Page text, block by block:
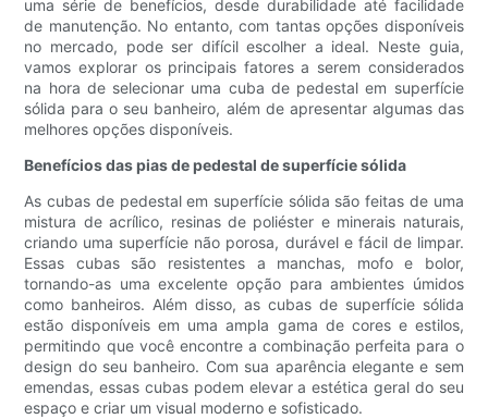
uma série de benefícios, desde durabilidade até facilidade
de manutenção. No entanto, com tantas opções disponíveis
no mercado, pode ser difícil escolher a ideal. Neste guia,
vamos explorar os principais fatores a serem considerados
na hora de selecionar uma cuba de pedestal em superfície
sólida para o seu banheiro, além de apresentar algumas das
melhores opções disponíveis.
Benefícios das pias de pedestal de superfície sólida
As cubas de pedestal em superfície sólida são feitas de uma
mistura de acrílico, resinas de poliéster e minerais naturais,
criando uma superfície não porosa, durável e fácil de limpar.
Essas cubas são resistentes a manchas, mofo e bolor,
tornando-as uma excelente opção para ambientes úmidos
como banheiros. Além disso, as cubas de superfície sólida
estão disponíveis em uma ampla gama de cores e estilos,
permitindo que você encontre a combinação perfeita para o
design do seu banheiro. Com sua aparência elegante e sem
emendas, essas cubas podem elevar a estética geral do seu
espaço e criar um visual moderno e sofisticado.